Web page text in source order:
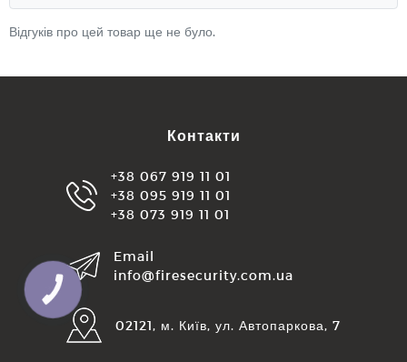
Відгуків про цей товар ще не було.
Контакти
+38 067 919 11 01
+38 095 919 11 01
+38 073 919 11 01
Email
info@firesecurity.com.ua
02121, м. Київ, ул. Автопаркова, 7
КНОПКА
ЗВ'ЯЗКУ